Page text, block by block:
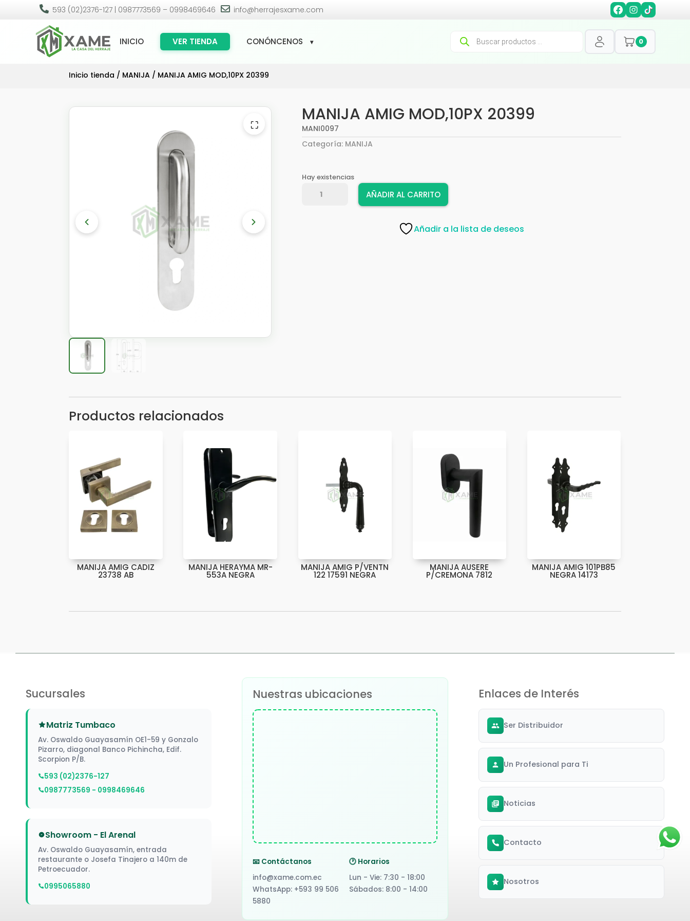
 593 (02)2376-127 | 0987773569 – 0998469646  info@herrajesxame.com
INICIO VER TIENDA CONÓNCENOS
Búsqueda
productos
0
Inicio tienda / MANIJA / MANIJA AMIG MOD,10PX 20399
⛶ MANIJA AMIG MOD,10PX 20399
MANI0097
Categoría: MANIJA
Hay existencias
AMIG
AÑADIR AL CARRITO
Añadir a la lista de deseos
Productos relacionados
MANIJA AMIG CADIZ
23738 AB
MANIJA HERAYMA MR-
553A NEGRA
MANIJA AMIG P/VENTN
122 17591 NEGRA
MANIJA AUSERE
P/CREMONA 7812
MANIJA AMIG 101PB85
NEGRA 14173
Sucursales
Matriz Tumbaco
Av. Oswaldo Guayasamín OE1-59 y Gonzalo
Pizarro, diagonal Banco Pichincha, Edif.
Scorpion P/B.
593 (02)2376-127
0987773569 - 0998469646
Showroom - El Arenal
Av. Oswaldo Guayasamín, entrada
restaurante o Josefa Tinajero a 140m de
Petroecuador.
0995065880
Nuestras ubicaciones
📧 Contáctanos
info@xame.com.ec
WhatsApp: +593 99 506
5880
🕐 Horarios
Lun - Vie: 7:30 - 18:00
Sábados: 8:00 - 14:00
Enlaces de Interés
Ser Distribuidor
Un Profesional para Ti
Noticias
Contacto
Nosotros